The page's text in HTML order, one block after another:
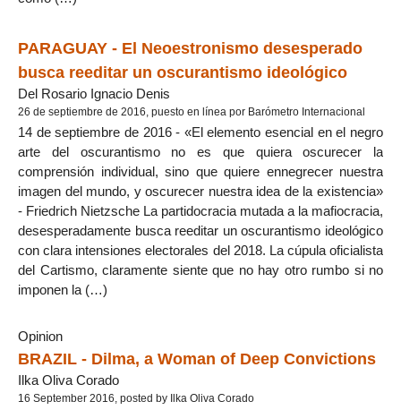
PARAGUAY - El Neoestronismo desesperado
busca reeditar un oscurantismo ideológico
Del Rosario Ignacio Denis
26 de septiembre de 2016, puesto en línea por Barómetro Internacional
14 de septiembre de 2016 - «El elemento esencial en el negro
arte del oscurantismo no es que quiera oscurecer la
comprensión individual, sino que quiere ennegrecer nuestra
imagen del mundo, y oscurecer nuestra idea de la existencia»
- Friedrich Nietzsche La partidocracia mutada a la mafiocracia,
desesperadamente busca reeditar un oscurantismo ideológico
con clara intensiones electorales del 2018. La cúpula oficialista
del Cartismo, claramente siente que no hay otro rumbo si no
imponen la (…)
Opinion
BRAZIL - Dilma, a Woman of Deep Convictions
Ilka Oliva Corado
16 September 2016, posted by Ilka Oliva Corado